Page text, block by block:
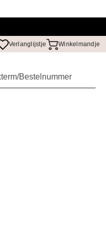
Verlanglijstje Winkelmandje